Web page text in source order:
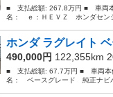
■ 支払総額: 267.8万円 ■ 車両
名： ｅ：ＨＥＶＺ ホンダセンシ
ホンダ ラグレイト
490,000円 122,355km
■ 支払総額: 67.7万円 ■ 車両
名： ベースグレード 純正ナビ